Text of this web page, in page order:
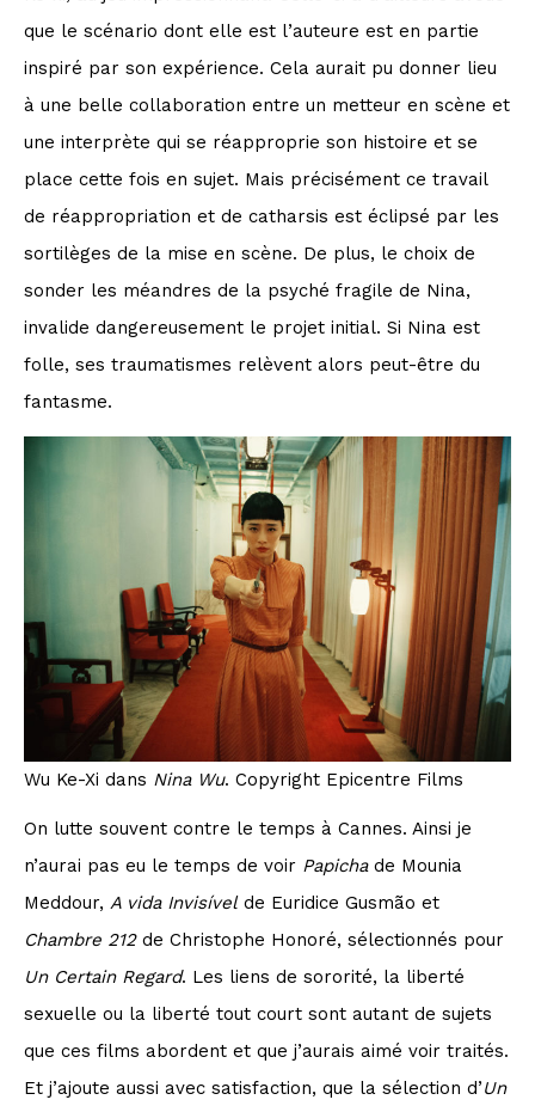
que le scénario dont elle est l’auteure est en partie
inspiré par son expérience. Cela aurait pu donner lieu
à une belle collaboration entre un metteur en scène et
une interprète qui se réapproprie son histoire et se
place cette fois en sujet. Mais précisément ce travail
de réappropriation et de catharsis est éclipsé par les
sortilèges de la mise en scène. De plus, le choix de
sonder les méandres de la psyché fragile de Nina,
invalide dangereusement le projet initial. Si Nina est
folle, ses traumatismes relèvent alors peut-être du
fantasme.
Wu Ke-Xi dans Nina Wu. Copyright Epicentre Films
On lutte souvent contre le temps à Cannes. Ainsi je
n’aurai pas eu le temps de voir Papicha de Mounia
Meddour, A vida Invisívelde Euridice Gusmão et
Chambre 212de Christophe Honoré, sélectionnés pour
Un Certain Regard. Les liens de sororité, la liberté
sexuelle ou la liberté tout court sont autant de sujets
que ces films abordent et que j’aurais aimé voir traités.
Et j’ajoute aussi avec satisfaction, que la sélection d’Un